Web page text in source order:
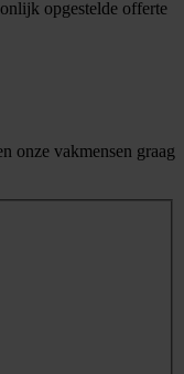
opgestelde offerte
onze vakmensen graag